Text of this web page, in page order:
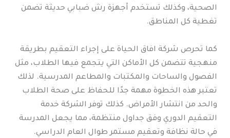
الصحية، وكذلك تستخدم أجهزة رش ضبابي حديثة تضمن
تغطية كل المناطق.
كما تحرص شركة افاق الحياة على إجراء التعقيم بطريقة
منهجية تتضمن كل الأماكن التي يتجمع فيها الطلاب، مثل
الفصول والساحات والمكتبات والمطاعم المدرسية. لذلك
تعتبر هذه الخطوة مهمة جدًا للحفاظ على صحة الطلاب
والحد من انتشار الأمراض. كذلك توفر الشركة خدمة
التعقيم الدوري وفق جداول منتظمة، مما يجعل المدرسة
في حالة نظافة وتعقيم مستمر طوال العام الدراسي.